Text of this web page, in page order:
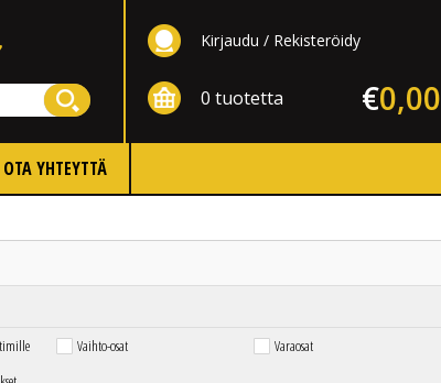
Kirjaudu Rekisteröidy
0 tuotetta 0,00
€
OTA YHTEYTTÄ
Vaihto-osat
Varaosat